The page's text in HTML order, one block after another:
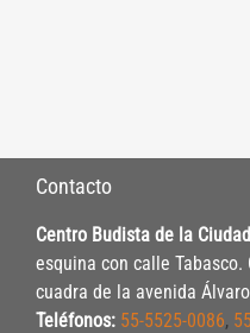
Contacto
Centro Budista de la
esquina con calle
cuadra de la avenida
Teléfonos: 55-5525-0086,